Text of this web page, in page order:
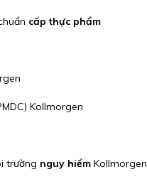
cấp thực phẩm
Kollmorgen
trường nguy hiểm Kollmorgen